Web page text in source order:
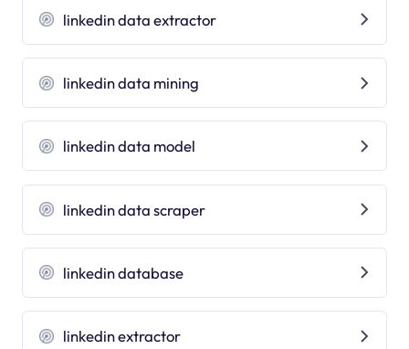
linkedin data extractor
linkedin data mining
linkedin data model
linkedin data scraper
linkedin database
linkedin extractor